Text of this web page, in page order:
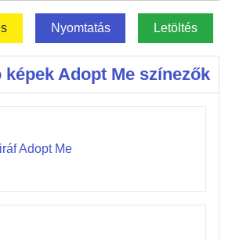
Nyomtatás Letöltés
Adopt Me színezők
Adopt Me